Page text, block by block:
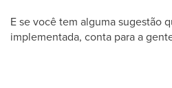
E se você tem alguma sugestão
implementada, conta para a